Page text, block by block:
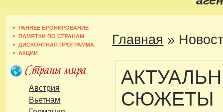
РАННЕЕ БРОНИРОВАНИЕ
ПАМЯТКИ ПО СТРАНАМ
ДИСКОНТНАЯ ПРОГРАММА
АКЦИИ
Австрия
Вьетнам
Главная »
СЮЖЕТЫ